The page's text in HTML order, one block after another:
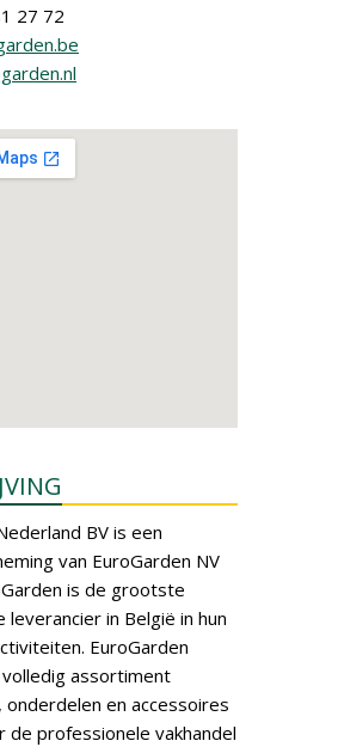
27 72
BV is een
van EuroGarden NV
is de grootste
leverancier in België in hun
EuroGarden
assortiment
onderdelen en accessoires
de professionele vakhandel